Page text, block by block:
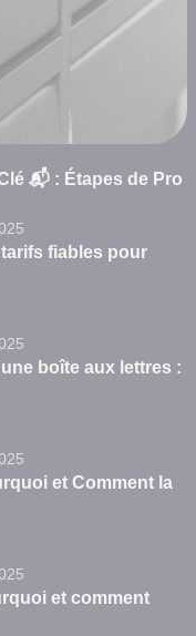
📬 : Étapes de Pro
fiables pour
boîte aux lettres :
et Comment la
et comment